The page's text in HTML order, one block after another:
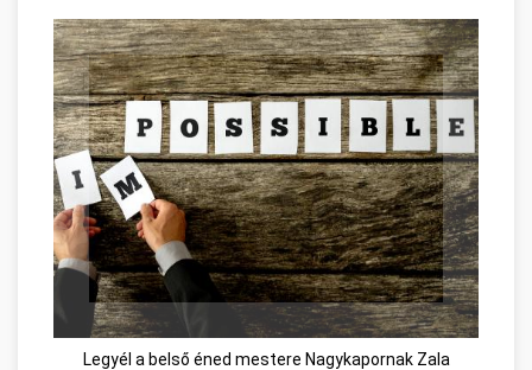
Legyél a belső éned mestere Nagykapornak Zala